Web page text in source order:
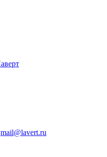
mail@lavert.ru